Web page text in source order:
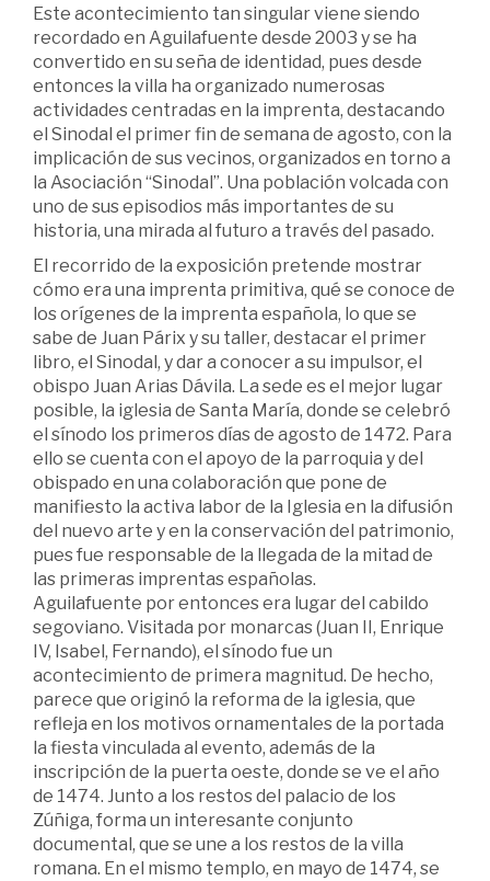
Este acontecimiento tan singular viene siendo
recordado en Aguilafuente desde 2003 y se ha
convertido en su seña de identidad, pues desde
entonces la villa ha organizado numerosas
actividades centradas en la imprenta, destacando
el Sinodal el primer fin de semana de agosto, con la
implicación de sus vecinos, organizados en torno a
la Asociación “Sinodal”. Una población volcada con
uno de sus episodios más importantes de su
historia, una mirada al futuro a través del pasado.
El recorrido de la exposición pretende mostrar
cómo era una imprenta primitiva, qué se conoce de
los orígenes de la imprenta española, lo que se
sabe de Juan Párix y su taller, destacar el primer
libro, el Sinodal, y dar a conocer a su impulsor, el
obispo Juan Arias Dávila. La sede es el mejor lugar
posible, la iglesia de Santa María, donde se celebró
el sínodo los primeros días de agosto de 1472. Para
ello se cuenta con el apoyo de la parroquia y del
obispado en una colaboración que pone de
manifiesto la activa labor de la Iglesia en la difusión
del nuevo arte y en la conservación del patrimonio,
pues fue responsable de la llegada de la mitad de
las primeras imprentas españolas.
Aguilafuente por entonces era lugar del cabildo
segoviano. Visitada por monarcas (Juan II, Enrique
IV, Isabel, Fernando), el sínodo fue un
acontecimiento de primera magnitud. De hecho,
parece que originó la reforma de la iglesia, que
refleja en los motivos ornamentales de la portada
la fiesta vinculada al evento, además de la
inscripción de la puerta oeste, donde se ve el año
de 1474. Junto a los restos del palacio de los
Zúñiga, forma un interesante conjunto
documental, que se une a los restos de la villa
romana. En el mismo templo, en mayo de 1474, se